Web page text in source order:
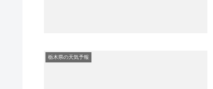
栃木県の天気予報